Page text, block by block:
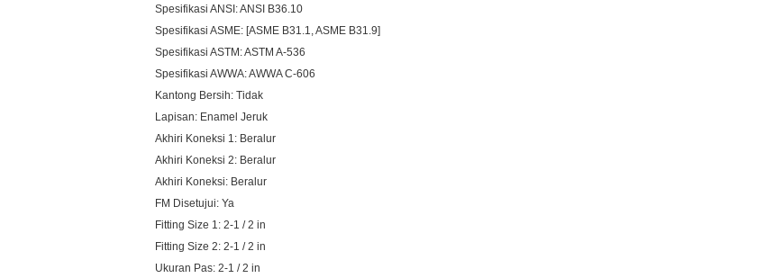
Spesifikasi ANSI: ANSI B36.10
Spesifikasi ASME: [ASME B31.1, ASME B31.9]
Spesifikasi ASTM: ASTM A-536
Spesifikasi AWWA: AWWA C-606
Kantong Bersih: Tidak
Lapisan: Enamel Jeruk
Akhiri Koneksi 1: Beralur
Akhiri Koneksi 2: Beralur
Akhiri Koneksi: Beralur
FM Disetujui: Ya
Fitting Size 1: 2-1 / 2 in
Fitting Size 2: 2-1 / 2 in
Ukuran Pas: 2-1 / 2 in